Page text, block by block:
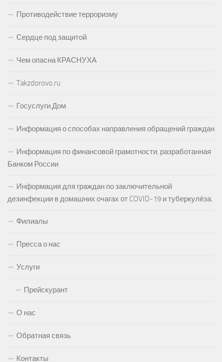
Противодействие терроризму
Сердце под защитой
Чем опасна КРАСНУХА
Takzdorovo.ru
Госуслуги.Дом
Информация о способах направления обращений граждан
Информация по финансовой грамотности, разработанная
Банком России
Информация для граждан по заключительной
дезинфекции в домашних очагах от COVID-19 и туберкулёза.
Филиалы
Пресса о нас
Услуги
Прейскурант
О нас
Обратная связь
Контакты